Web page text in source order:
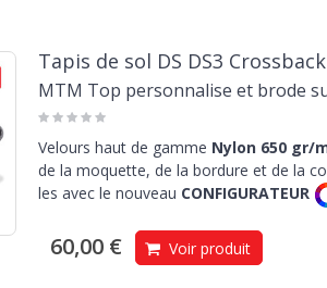
Tapis de sol DS DS3
MTM Top personnalise et brode
Velours haut de gamme Nylon 650 gr/
de la moquette, de la bordure et de la
les avec le nouveau CONFIGURATEUR
60,00 € Voir produit